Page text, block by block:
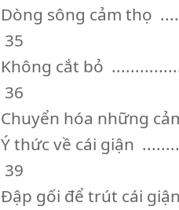
Dòng sông cảm thọ
35
Không cắt bỏ
36
Chuyển hóa những
Ý thức về cái giận
39
Đập gối để trút cái